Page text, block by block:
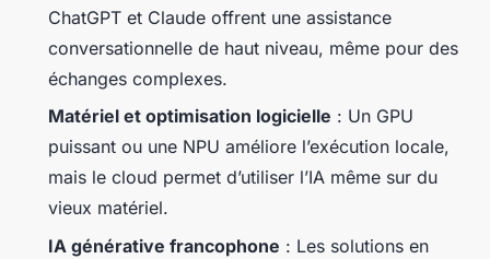
ChatGPT et Claude offrent une assistance
conversationnelle de haut niveau, même pour des
échanges complexes.
Matériel et optimisation logicielle : Un GPU
puissant ou une NPU améliore l’exécution locale,
mais le cloud permet d’utiliser l’IA même sur du
vieux matériel.
IA générative francophone : Les solutions en